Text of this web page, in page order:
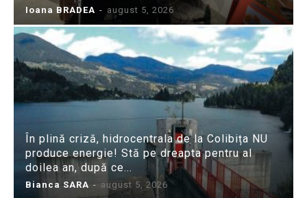
Ioana BRADEA - august 5, 2026
În plină criză, hidrocentrala de la Colibița NU
produce energie! Stă pe dreapta pentru al
doilea an, după ce...
Bianca SARA - august 5, 2026